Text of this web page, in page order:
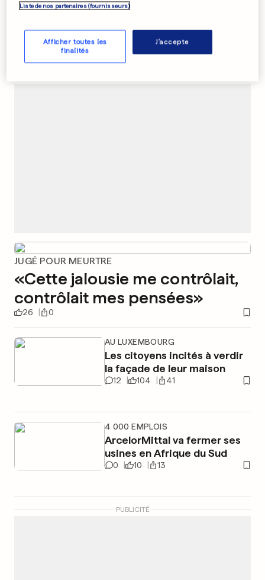
Le rapport de l'administration
science»
1
JUGÉ POUR MEURTRE
«Cette jalousie me contrôlait,
contrôlait mes pensées»
26 0
AU LUXEMBOURG
Les citoyens incités à verdir
la façade de leur maison
12 104 41
4 000 EMPLOIS
ArcelorMittal va fermer ses
usines en Afrique du Sud
0 10 13
PUBLICITÉ
Liste de nos partenaires (fournisseurs)
Afficher toutes les
finalités
J'accepte